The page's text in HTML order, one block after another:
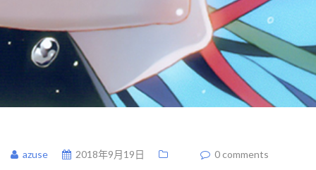
azuse 2018年9月19日 0 comments